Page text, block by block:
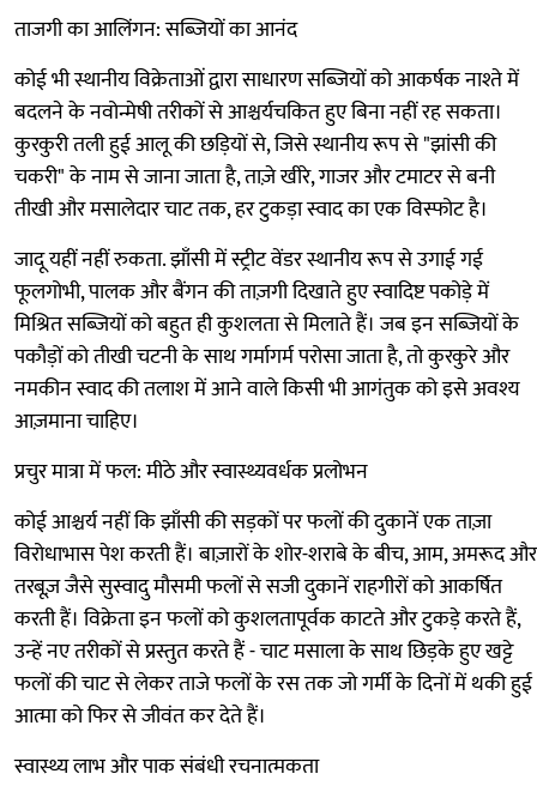
ताजगी का आलिंगन: सब्जियों का आनंद
कोई भी स्थानीय विक्रेताओं द्वारा साधारण सब्जियों को आकर्षक नाश्ते में
बदलने के नवोन्मेषी तरीकों से आश्चर्यचकित हुए बिना नहीं रह सकता।
कुरकुरी तली हुई आलू की छड़ियों से, जिसे स्थानीय रूप से "झांसी की
चकरी" के नाम से जाना जाता है, ताज़े खीरे, गाजर और टमाटर से बनी
तीखी और मसालेदार चाट तक, हर टुकड़ा स्वाद का एक विस्फोट है।
जादू यहीं नहीं रुकता. झाँसी में स्ट्रीट वेंडर स्थानीय रूप से उगाई गई
फूलगोभी, पालक और बैंगन की ताज़गी दिखाते हुए स्वादिष्ट पकोड़े में
मिश्रित सब्जियों को बहुत ही कुशलता से मिलाते हैं। जब इन सब्जियों के
पकौड़ों को तीखी चटनी के साथ गर्मागर्म परोसा जाता है, तो कुरकुरे और
नमकीन स्वाद की तलाश में आने वाले किसी भी आगंतुक को इसे अवश्य
आज़माना चाहिए।
प्रचुर मात्रा में फल: मीठे और स्वास्थ्यवर्धक प्रलोभन
कोई आश्चर्य नहीं कि झाँसी की सड़कों पर फलों की दुकानें एक ताज़ा
विरोधाभास पेश करती हैं। बाज़ारों के शोर-शराबे के बीच, आम, अमरूद और
तरबूज़ जैसे सुस्वादु मौसमी फलों से सजी दुकानें राहगीरों को आकर्षित
करती हैं। विक्रेता इन फलों को कुशलतापूर्वक काटते और टुकड़े करते हैं,
उन्हें नए तरीकों से प्रस्तुत करते हैं - चाट मसाला के साथ छिड़के हुए खट्टे
फलों की चाट से लेकर ताजे फलों के रस तक जो गर्मी के दिनों में थकी हुई
आत्मा को फिर से जीवंत कर देते हैं।
स्वास्थ्य लाभ और पाक संबंधी रचनात्मकता